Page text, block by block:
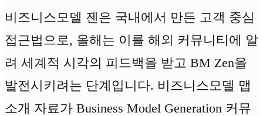
비즈니스모델 젠은 국내에서 만든 고객 중심
접근법으로, 올해는 이를 해외 커뮤니티에 알
려 세계적 시각의 피드백을 받고 BM Zen을
발전시키려는 단계입니다. 비즈니스모델 맵
소개 자료가 Business Model Generation 커뮤